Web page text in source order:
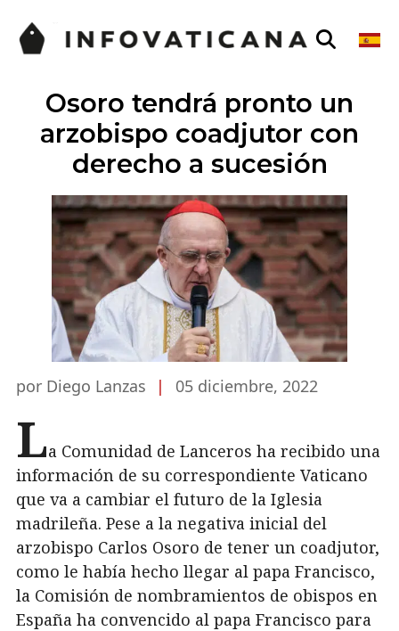
Osoro tendrá pronto un
arzobispo coadjutor con
derecho a sucesión
por Diego Lanzas | 05 diciembre, 2022
La Comunidad de Lanceros ha recibido una
información de su correspondiente Vaticano
que va a cambiar el futuro de la Iglesia
madrileña. Pese a la negativa inicial del
arzobispo Carlos Osoro de tener un coadjutor,
como le había hecho llegar al papa Francisco,
la Comisión de nombramientos de obispos en
España ha convencido al papa Francisco para